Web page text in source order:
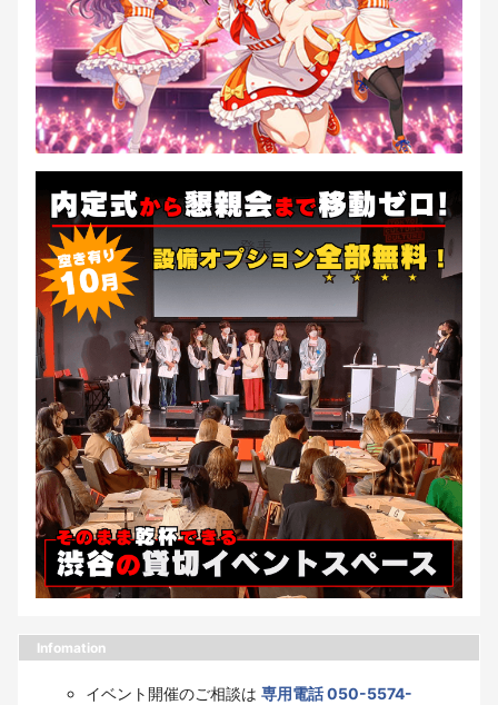
Infomation
イベント開催のご相談は 専用電話 050-5574-